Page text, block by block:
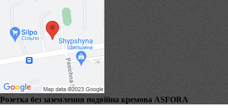
Розетка без заземлення подвійна кремова ASFORA